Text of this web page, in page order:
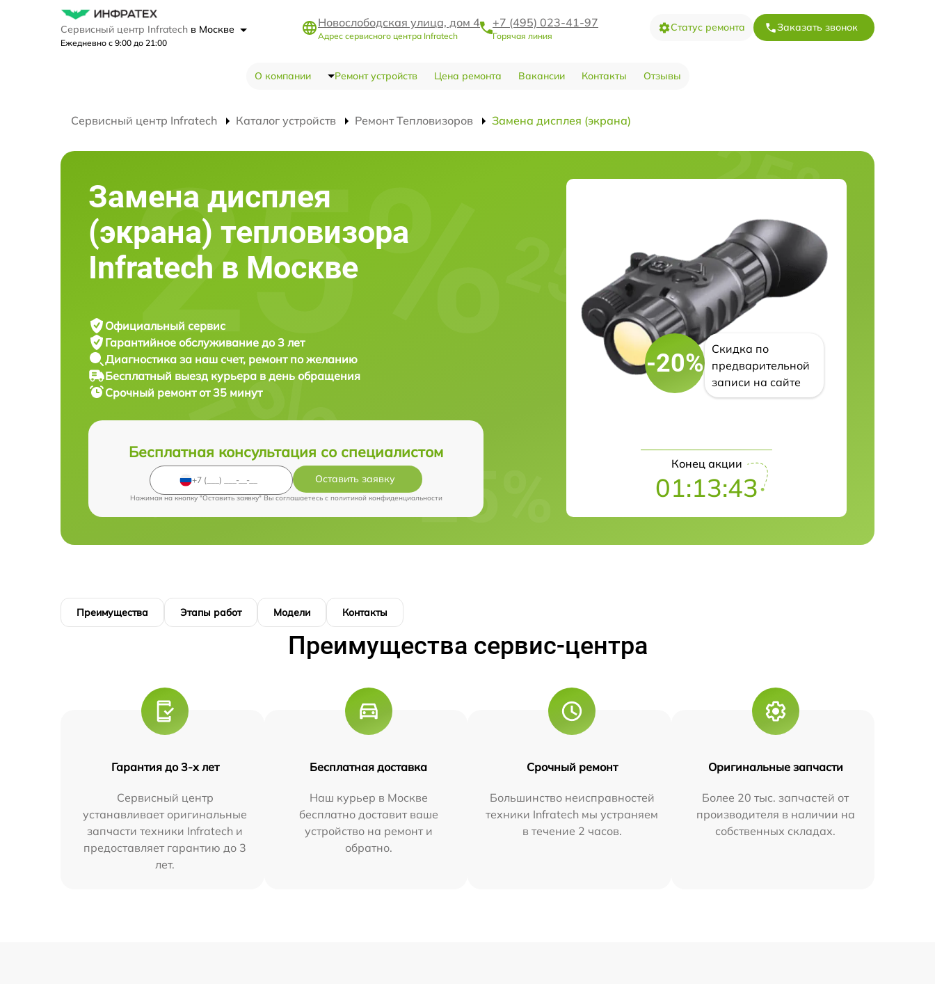
Сервисный центр Infratech в Москве
Ежедневно с 9:00 до 21:00
Новослободская улица, дом 4
Адрес сервисного центра Infratech
+7 (495) 023-41-97
Горячая линия
Статус ремонта Заказать звонок
О компании Ремонт устройств Цена ремонта Вакансии Контакты Отзывы
Сервисный центр Infratech Каталог устройств Ремонт Тепловизоров Замена дисплея (экрана)
Замена дисплея
(экрана) тепловизора
Infratech в Москве
Официальный сервис
Гарантийное обслуживание до 3 лет
Диагностика за наш счет, ремонт по желанию
Бесплатный выезд курьера в день обращения
Срочный ремонтот 35 минут
Бесплатная консультация со специалистом
Оставить заявку
Нажимая на кнопку "Оставить заявку" Вы соглашаетесь c политикой конфиденциальности
-20%
Скидка по
предварительной
записи на сайте
Конец акции
01:13:42
Преимущества Этапы работ Модели Контакты
Преимущества сервис-центра
Гарантия до 3-х лет
Сервисный центр
устанавливает оригинальные
запчасти техники Infratech и
предоставляет гарантию до 3
лет.
Бесплатная доставка
Наш курьер в Москве
бесплатно доставит ваше
устройство на ремонт и
обратно.
Срочный ремонт
Большинство неисправностей
техники Infratech мы устраняем
в течение 2 часов.
Оригинальные запчасти
Более 20 тыс. запчастей от
производителя в наличии на
собственных складах.